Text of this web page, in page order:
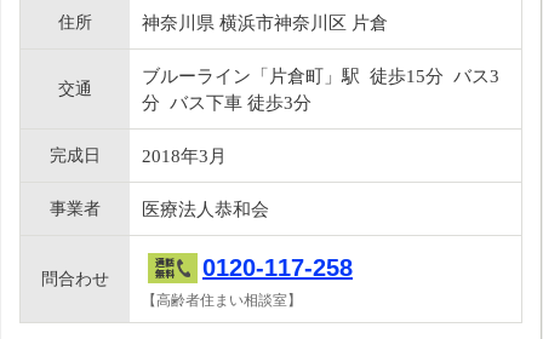
住所 神奈川県 横浜市神奈川区 片倉
交通
ブルーライン「片倉町」駅 徒歩15分 バス3
分 バス下車 徒歩3分
完成日 2018年3月
事業者 医療法人恭和会
問合わせ 0120-117-258
【高齢者住まい相談室】